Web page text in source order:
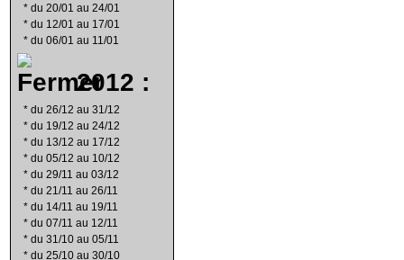
* du 20/01 au 24/01
* du 12/01 au 17/01
* du 06/01 au 11/01
2012 :
* du 26/12 au 31/12
* du 19/12 au 24/12
* du 13/12 au 17/12
* du 05/12 au 10/12
* du 29/11 au 03/12
* du 21/11 au 26/11
* du 14/11 au 19/11
* du 07/11 au 12/11
* du 31/10 au 05/11
* du 25/10 au 30/10